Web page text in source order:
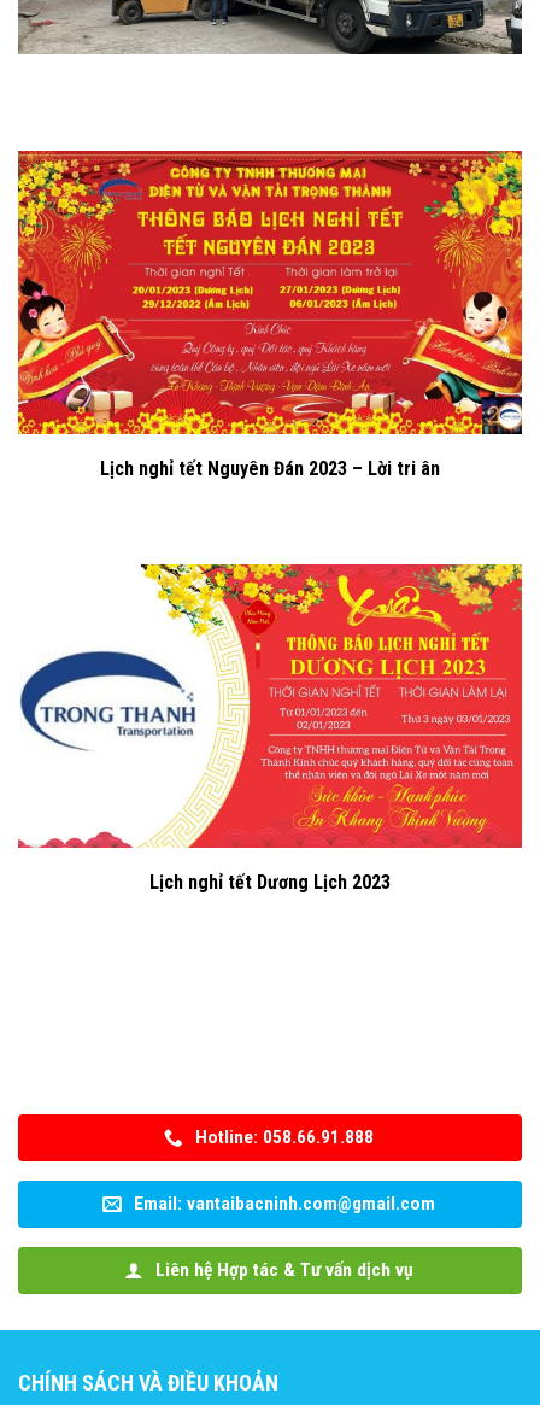
Lịch nghỉ tết Nguyên Đán 2023 – Lời tri ân
Lịch nghỉ tết Dương Lịch 2023
Hotline: 058.66.91.888
Email: vantaibacninh.com@gmail.com
Liên hệ Hợp tác & Tư vấn dịch vụ
CHÍNH SÁCH VÀ ĐIỀU KHOẢN